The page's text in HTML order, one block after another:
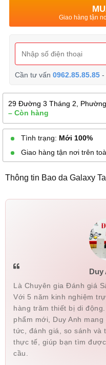
Giao hàng tận
Cần tư vấn0962.85.85.85
29 Đường 3 Tháng 2,
– Còn hàng
Tình trạng: Mới 100%
Giao hàng tận nơi trên
Thông tin Bao da Galaxy
Duy
Là Chuyên gia Đánh giá
Với 5 năm kinh nghiệm
hàng trăm thiết bị di
phẩm mới, Duy Anh
tức, đánh giá, so sánh và
thực tế, giúp bạn tìm
cầu.